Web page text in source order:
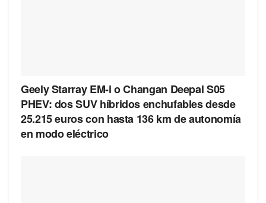
Geely Starray EM-i o Changan Deepal S05
PHEV: dos SUV híbridos enchufables desde
25.215 euros con hasta 136 km de autonomía
en modo eléctrico